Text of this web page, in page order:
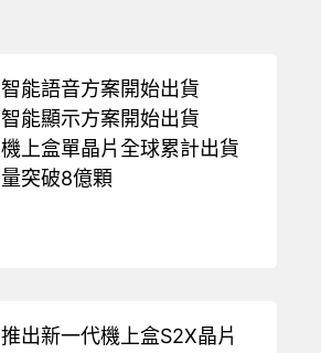
智能語音方案開始出貨
智能顯示方案開始出貨
機上盒單晶片全球累計出貨
量突破8億顆
推出新一代機上盒S2X晶片